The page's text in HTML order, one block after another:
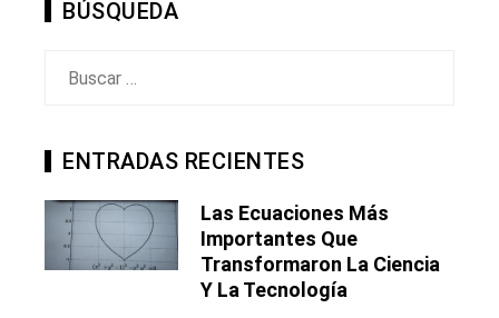
BÚSQUEDA
ENTRADAS RECIENTES
Las Ecuaciones Más
Importantes Que
Transformaron La Ciencia
Y La Tecnología